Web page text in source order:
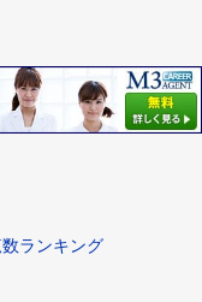
ランキング